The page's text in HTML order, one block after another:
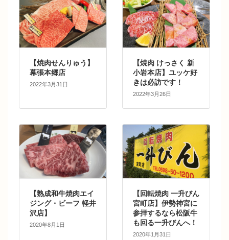
【焼肉せんりゅう】
幕張本郷店
2022年3月31日
【焼肉 けっさく 新
小岩本店】ユッケ好
きは必訪です！
2022年3月26日
【熟成和牛焼肉エイ
ジング・ビーフ 軽井
沢店】
2020年8月1日
【回転焼肉 一升びん
宮町店】伊勢神宮に
参拝するなら松阪牛
も回る一升びんへ！
2020年1月31日